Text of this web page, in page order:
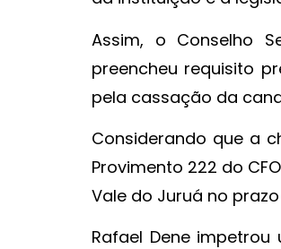
Assim, o Conselho
preencheu requisito
pela cassação da
Considerando que a
Provimento 222 do
Vale do Juruá no
Rafael Dene